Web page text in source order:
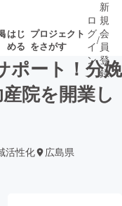
はじ
める
プロジェクト
をさがす
了が近いプ
ロ
グ
イ
ン
/
新
規
会
員
登
録
ポート！分娩
院を開業し
活性化 広島県